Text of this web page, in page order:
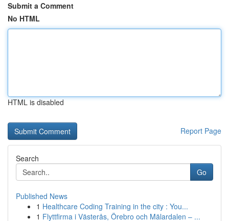
Submit a Comment
No HTML
HTML is disabled
Report Page
Search
Go
Published News
1 Healthcare Coding Training in the city : You...
1 Flyttfirma i Västerås, Örebro och Mälardalen – ...